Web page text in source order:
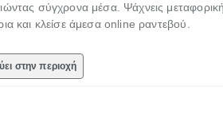
σύγχρονα μέσα. Ψάχνεις
και κλείσε άμεσα online ραντεβού.
στην περιοχή